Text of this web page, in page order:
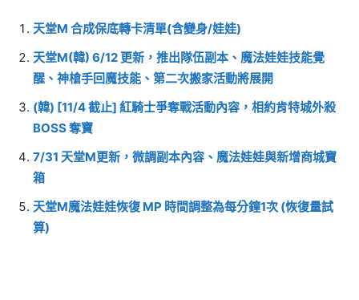
天堂M 合成保底轉卡清單(含變身/娃娃)
天堂M(韓) 6/12 更新，推出隊伍副本、魔法娃娃技能覺
醒、神槍手回魔技能、第二次搬家活動將展開
(韓) [11/4 截止] 紅騎士爭奪戰活動內容，相約肯特城外殺
BOSS 奪寶
7/31 天堂M更新，微調副本內容、魔法娃娃與新增商城寶
箱
天堂M魔法娃娃恢復 MP 時間調整為每分鐘1次 (恢復量試
算)